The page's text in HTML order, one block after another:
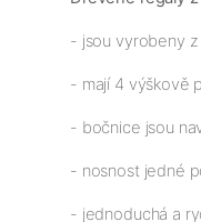
- jsou vyrobeny
- mají 4 výškově
- bočnice jsou
- nosnost jedné
- jednoduchá a